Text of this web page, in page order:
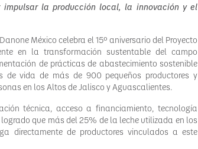
impulsar la producción local, la innovación y el
México celebra el 15º aniversario del Proyecto
en la transformación sustentable del campo
de prácticas de abastecimiento sostenible
de vida de más de 900 pequeños productores y
en los Altos de Jalisco y Aguascalientes.
técnica, acceso a financiamiento, tecnología
que más del 25% de la leche utilizada en los
directamente de productores vinculados a este